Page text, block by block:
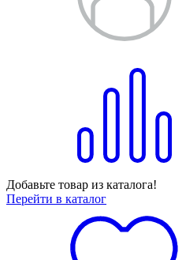
Добавьте товар из каталога!
Перейти в каталог